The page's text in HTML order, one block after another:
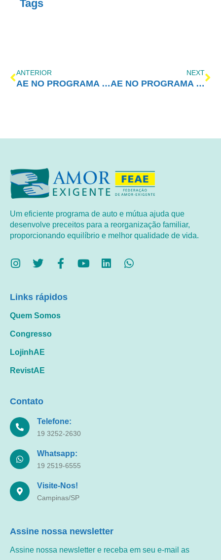
Tags
ANTERIOR
AE NO PROGRAMA VIDA MELHOR – REDEVIDA – 04/03/2019
NEXT
AE NO PROGRAMA VIDA MELHOR – REDEVIDA – 11/03/2019
Um eficiente programa de auto e mútua ajuda que
desenvolve preceitos para a reorganização familiar,
proporcionando equilíbrio e melhor qualidade de vida.
Links rápidos
Quem Somos
Congresso
LojinhAE
RevistAE
Contato
Telefone:
19 3252-2630
Whatsapp:
19 2519-6555
Visite-Nos!
Campinas/SP
Assine nossa newsletter
Assine nossa newsletter e receba em seu e-mail as